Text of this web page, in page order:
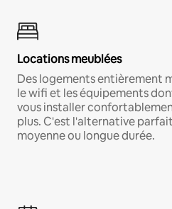
Locations meublées
Des logements entièrement
le wifi et les équipements
vous installer
plus. C'est l'alternative
moyenne ou longue durée.